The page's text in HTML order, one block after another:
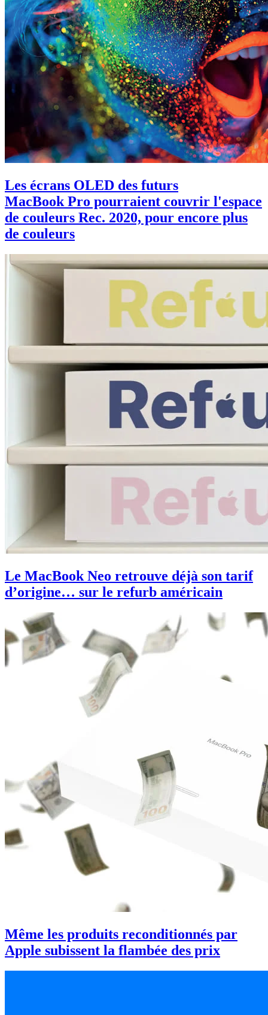
Les écrans OLED des futurs
MacBook Pro pourraient couvrir l'espace
de couleurs Rec. 2020, pour encore plus
de couleurs
Le MacBook Neo retrouve déjà son tarif
d’origine… sur le refurb américain
Même les produits reconditionnés par
Apple subissent la flambée des prix